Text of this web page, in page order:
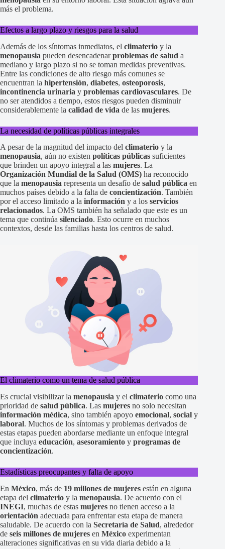
más el problema.
Efectos a largo plazo y riesgos para la salud
Además de los síntomas inmediatos, el climaterio y la
menopausia pueden desencadenarproblemas de salud a
mediano y largo plazo si no se toman medidas preventivas.
Entre las condiciones de alto riesgo más comunes se
encuentran la hipertensión, diabetes, osteoporosis,
incontinencia urinaria y problemas cardiovasculares. De
no ser atendidos a tiempo, estos riesgos pueden disminuir
considerablemente la calidad de vida de las mujeres.
La necesidad de políticas públicas integrales
A pesar de la magnitud del impacto del climaterio y la
menopausia, aún no existen políticas públicas suficientes
que brinden un apoyo integral a las mujeres. La
Organización Mundial de la Salud (OMS) ha reconocido
que la menopausia representa un desafío de salud pública en
muchos países debido a la falta de concientización. También
por el acceso limitado a la información y a los servicios
relacionados. La OMS también ha señalado que este es un
tema que continúa silenciado. Esto ocurre en muchos
contextos, desde las familias hasta los centros de salud.
El climaterio como un tema de salud pública
Es crucial visibilizar la menopausia y el climaterio como una
prioridad de salud pública. Las mujeres no solo necesitan
información médica, sino también apoyo emocional, social y
laboral. Muchos de los síntomas y problemas derivados de
estas etapas pueden abordarse mediante un enfoque integral
que incluya educación, asesoramiento y programas de
concientización.
Estadísticas preocupantes y falta de apoyo
En México, más de 19 millones de mujeres están en alguna
etapa del climaterio y la menopausia. De acuerdo con el
INEGI, muchas de estas mujeres no tienen acceso a la
orientación adecuada para enfrentar esta etapa de manera
saludable. De acuerdo con la Secretaría de Salud, alrededor
de seis millones de mujeres en México experimentan
alteraciones significativas en su vida diaria debido a la